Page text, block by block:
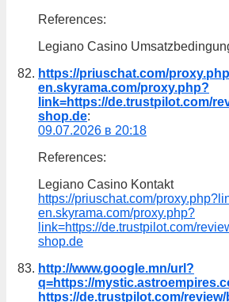
References:
Legiano Casino
https://priuschat.com/
en.skyrama.com/proxy.php?
link=https://de.trustpilot.com/
shop.de:
09.07.2026 в 20:18
References:
Legiano Casino Kontakt
https://priuschat.com/
en.skyrama.com/proxy.php?
link=https://de.trustpilot.com/
shop.de
http://www.google.mn/url?
q=https://
https://de.trustpilot.com/